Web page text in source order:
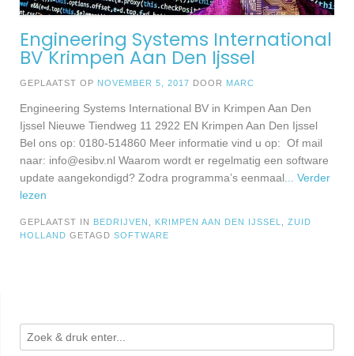
Engineering Systems International
BV Krimpen Aan Den Ijssel
GEPLAATST OP NOVEMBER 5, 2017 DOOR MARC
Engineering Systems International BV in Krimpen Aan Den
Ijssel Nieuwe Tiendweg 11 2922 EN Krimpen Aan Den Ijssel
Bel ons op: 0180-514860 Meer informatie vind u op: Of mail
naar: info@esibv.nl Waarom wordt er regelmatig een software
update aangekondigd? Zodra programma’s eenmaal ... Verder
lezen
GEPLAATST IN BEDRIJVEN KRIMPEN AAN DEN IJSSEL
ZUID
HOLLAND GETAGD SOFTWARE